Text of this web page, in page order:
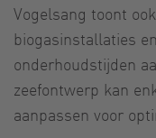
Vogelsang toont
biogasinstallaties
onderhoudstijden
zeefontwerp kan
aanpassen voor